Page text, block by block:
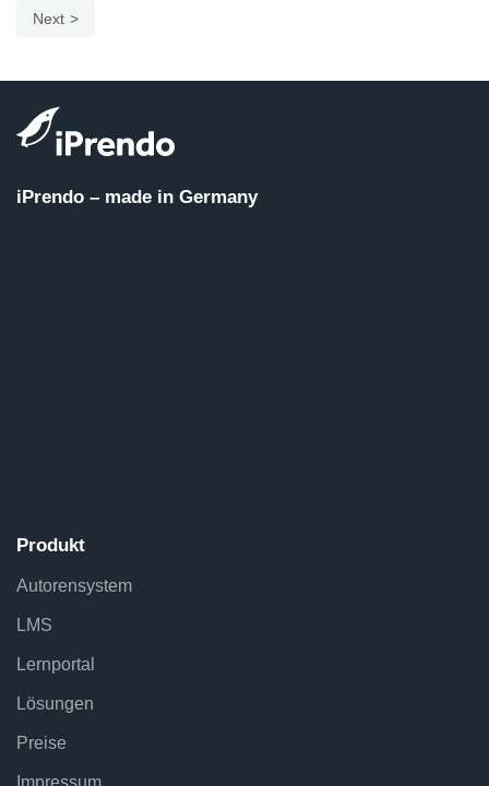
Next
iPrendo – made in Germany
Produkt
Autorensystem
LMS
Lernportal
Lösungen
Preise
Impressum